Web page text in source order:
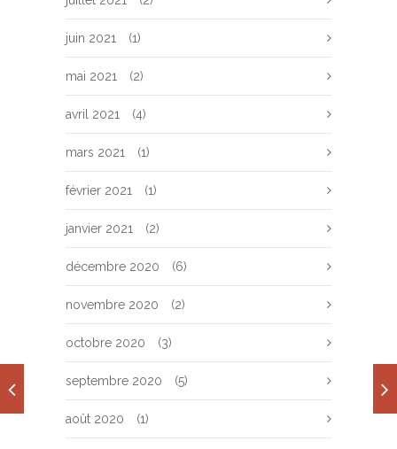
juin 2021 (1)
mai 2021 (2)
avril 2021 (4)
mars 2021 (1)
février 2021 (1)
janvier 2021 (2)
décembre 2020 (6)
novembre 2020 (2)
octobre 2020 (3)
septembre 2020 (5)
août 2020 (1)